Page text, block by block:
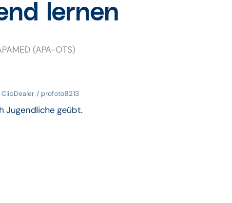
lernen
(APA-OTS)
/ profoto8213
Jugendliche geübt.